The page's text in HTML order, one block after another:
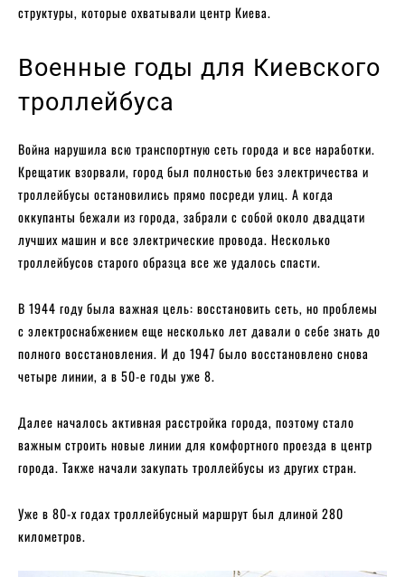
структуры, которые охватывали центр Киева.
Военные годы для Киевского
троллейбуса
Война нарушила всю транспортную сеть города и все наработки.
Крещатик взорвали, город был полностью без электричества и
троллейбусы остановились прямо посреди улиц. А когда
оккупанты бежали из города, забрали с собой около двадцати
лучших машин и все электрические провода. Несколько
троллейбусов старого образца все же удалось спасти.
В 1944 году была важная цель: восстановить сеть, но проблемы
с электроснабжением еще несколько лет давали о себе знать до
полного восстановления. И до 1947 было восстановлено снова
четыре линии, а в 50-е годы уже 8.
Далее началось активная расстройка города, поэтому стало
важным строить новые линии для комфортного проезда в центр
города. Также начали закупать троллейбусы из других стран.
Уже в 80-х годах троллейбусный маршрут был длиной 280
километров.